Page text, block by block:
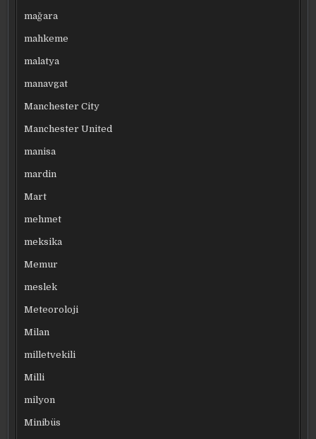
mağara
mahkeme
malatya
manavgat
Manchester City
Manchester United
manisa
mardin
Mart
mehmet
meksika
Memur
meslek
Meteoroloji
Milan
milletvekili
Milli
milyon
Minibüs